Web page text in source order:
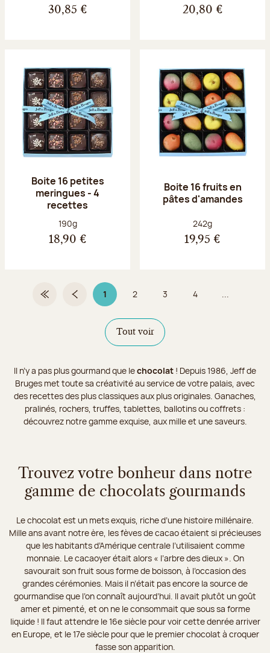
30,85 € 20,80 €
Boite 16 petites
meringues - 4
recettes
Poids net :
190g
18,90 €
Boite 16 fruits en
pâtes d'amandes
Poids net :
242g
19,95 €
Première pagePage précédente
1Page 1 sur 9
Page
2 Page
3 Page
4 ...
Tout voir
Il n’y a pas plus gourmand que lechocolat ! Depuis 1986, Jeff de
Bruges met toute sa créativité au service de votre palais, avec
des recettes des plus classiques aux plus originales. Ganaches,
pralinés, rochers, truffes, tablettes, ballotins ou coffrets :
découvrez notre gamme exquise, aux mille et une saveurs.
Trouvez votre bonheur dans notre
gamme de chocolats gourmands
Le chocolat est un mets exquis, riche d’une histoire millénaire.
Mille ans avant notre ère, les fèves de cacao étaient si précieuses
que les habitants d’Amérique centrale l’utilisaient comme
monnaie. Le cacaoyer était alors « l’arbre des dieux ». On
savourait son fruit sous forme de boisson, à l’occasion des
grandes cérémonies. Mais il n’était pas encore la source de
gourmandise que l’on connaît aujourd’hui. Il avait plutôt un goût
amer et pimenté, et on ne le consommait que sous sa forme
liquide ! Il faut attendre le 16e siècle pour voir cette denrée arriver
en Europe, et le 17e siècle pour que le premier chocolat à croquer
fasse son apparition.